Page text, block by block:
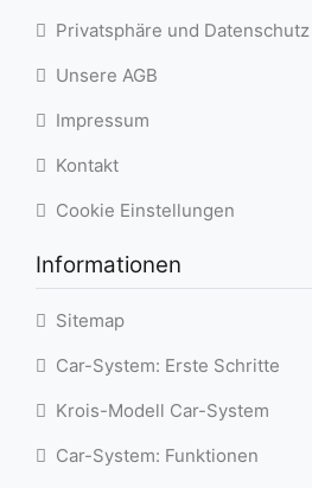
Privatsphäre und Datenschutz
Unsere AGB
Impressum
Kontakt
Cookie Einstellungen
Informationen
Sitemap
Car-System: Erste Schritte
Krois-Modell Car-System
Car-System: Funktionen